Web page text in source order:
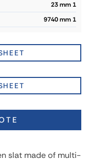
23 mm 1
9740 mm 1
slat made of multi-